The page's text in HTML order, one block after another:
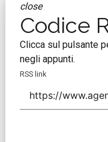
close
Codice
Clicca sul pulsante
negli appunti.
RSS link